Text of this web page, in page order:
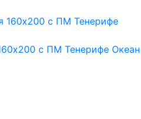
с ПМ Тенерифе Океан